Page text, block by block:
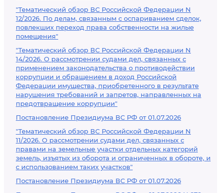
"Тематический обзор ВС Российской Федерации N
12/2026. По делам, связанным с оспариванием сделок,
повлекших переход права собственности на жилые
помещения"
"Тематический обзор ВС Российской Федерации N
14/2026. О рассмотрении судами дел, связанных с
применением законодательства о противодействии
коррупции и обращением в доход Российской
Федерации имущества, приобретенного в результате
нарушения требований и запретов, направленных на
предотвращение коррупции"
Постановление Президиума ВС РФ от 01.07.2026
"Тематический обзор ВС Российской Федерации N
11/2026. О рассмотрении судами дел, связанных с
правами на земельные участки отдельных категорий
земель, изъятых из оборота и ограниченных в обороте, и
с использованием таких участков"
Постановление Президиума ВС РФ от 01.07.2026